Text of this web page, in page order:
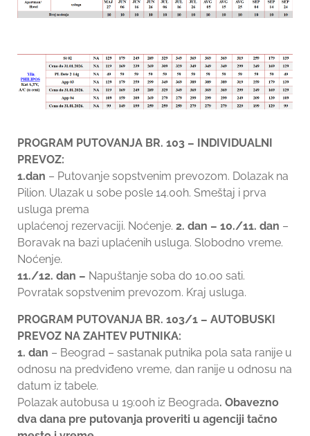
PROGRAM PUTOVANJA BR. 103 – INDIVIDUALNI
PREVOZ:
1.dan – Putovanje sopstvenim prevozom. Dolazak na
Pilion. Ulazak u sobe posle 14.00h. Smeštaj i prva
usluga prema
uplaćenoj rezervaciji. Noćenje. 2. dan – 10./11. dan –
Boravak na bazi uplaćenih usluga. Slobodno vreme.
Noćenje.
11./12. dan – Napuštanje soba do 10.00 sati.
Povratak sopstvenim prevozom. Kraj usluga.
PROGRAM PUTOVANJA BR. 103/1 – AUTOBUSKI
PREVOZ NA ZAHTEV PUTNIKA:
1. dan – Beograd – sastanak putnika pola sata ranije u
odnosu na predviđeno vreme, dan ranije u odnosu na
datum iz tabele.
Polazak autobusa u 19:00h iz Beograda. Obavezno
dva dana pre putovanja proveriti u agenciji tačno